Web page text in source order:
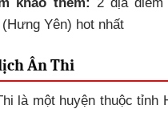
(Hưng Yên) hot nhất
Ân Thi
là một huyện thuộc tỉnh